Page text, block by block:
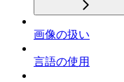
画像の扱い
言語の使用